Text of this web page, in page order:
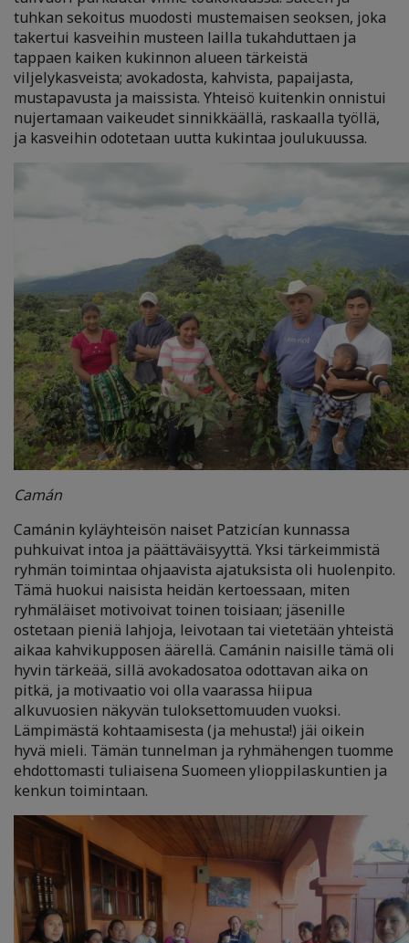
tuhkan sekoitus muodosti mustemaisen seoksen, joka
takertui kasveihin musteen lailla tukahduttaen ja
tappaen kaiken kukinnon alueen tärkeistä
viljelykasveista; avokadosta, kahvista, papaijasta,
mustapavusta ja maissista. Yhteisö kuitenkin onnistui
nujertamaan vaikeudet sinnikkäällä, raskaalla työllä,
ja kasveihin odotetaan uutta kukintaa joulukuussa.
Camán
Camánin kyläyhteisön naiset Patzicían kunnassa
puhkuivat intoa ja päättäväisyyttä. Yksi tärkeimmistä
ryhmän toimintaa ohjaavista ajatuksista oli huolenpito.
Tämä huokui naisista heidän kertoessaan, miten
ryhmäläiset motivoivat toinen toisiaan; jäsenille
ostetaan pieniä lahjoja, leivotaan tai vietetään yhteistä
aikaa kahvikupposen äärellä. Camánin naisille tämä oli
hyvin tärkeää, sillä avokadosatoa odottavan aika on
pitkä, ja motivaatio voi olla vaarassa hiipua
alkuvuosien näkyvän tuloksettomuuden vuoksi.
Lämpimästä kohtaamisesta (ja mehusta!) jäi oikein
hyvä mieli. Tämän tunnelman ja ryhmähengen tuomme
ehdottomasti tuliaisena Suomeen ylioppilaskuntien ja
kenkun toimintaan.